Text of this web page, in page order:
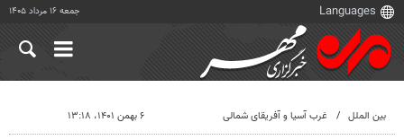
جمعه ۱۶ مرداد ۱۴۰۵
بین الملل غرب آسیا و آفریقای شمالی ۶ بهمن ۱۴۰۱، ۱۳:۱۸